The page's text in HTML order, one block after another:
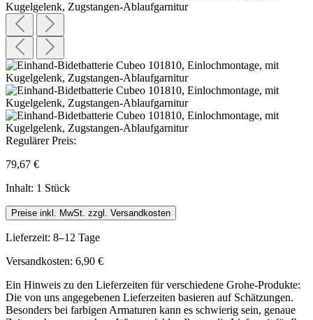
Regulärer Preis:
79,67 €
Inhalt: 1 Stück
Preise inkl. MwSt. zzgl. Versandkosten
Lieferzeit: 8–12 Tage
Versandkosten: 6,90 €
Ein Hinweis zu den Lieferzeiten für verschiedene Grohe-Produkte:
Die von uns angegebenen Lieferzeiten basieren auf Schätzungen.
Besonders bei farbigen Armaturen kann es schwierig sein, genaue